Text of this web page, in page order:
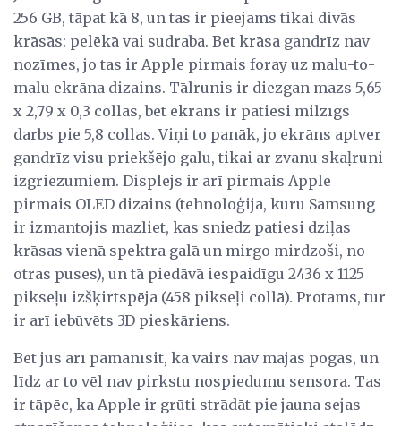
256 GB, tāpat kā 8, un tas ir pieejams tikai divās
krāsās: pelēkā vai sudraba. Bet krāsa gandrīz nav
nozīmes, jo tas ir Apple pirmais foray uz malu-to-
malu ekrāna dizains. Tālrunis ir diezgan mazs 5,65
x 2,79 x 0,3 collas, bet ekrāns ir patiesi milzīgs
darbs pie 5,8 collas. Viņi to panāk, jo ekrāns aptver
gandrīz visu priekšējo galu, tikai ar zvanu skaļruni
izgriezumiem. Displejs ir arī pirmais Apple
pirmais OLED dizains (tehnoloģija, kuru Samsung
ir izmantojis mazliet, kas sniedz patiesi dziļas
krāsas vienā spektra galā un mirgo mirdzoši, no
otras puses), un tā piedāvā iespaidīgu 2436 x 1125
pikseļu izšķirtspēja (458 pikseļi collā). Protams, tur
ir arī iebūvēts 3D pieskāriens.
Bet jūs arī pamanīsit, ka vairs nav mājas pogas, un
līdz ar to vēl nav pirkstu nospiedumu sensora. Tas
ir tāpēc, ka Apple ir grūti strādāt pie jauna sejas